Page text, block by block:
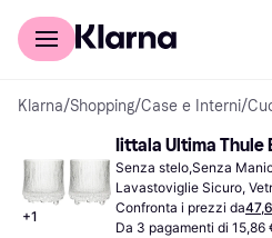
Per il tuo shopping
Klarna/Shopping/Case e Interni/
+1
Iittala Ultima Thule
Senza stelo,Senza
Lavastoviglie Sicuro,
Confronta i prezzi da
Da 3 pagamenti di 15,86